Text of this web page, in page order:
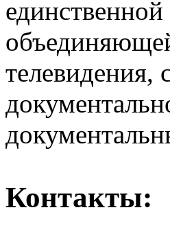
телевидения,
Контакты: